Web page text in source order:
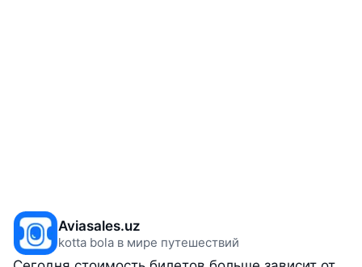
Aviasales.uz
kotta bola в мире путешествий